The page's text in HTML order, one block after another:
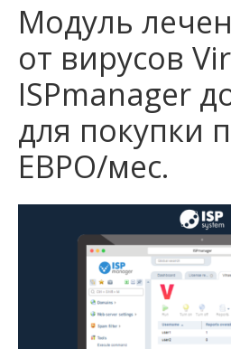
Модуль
от вирусов
ISPmanager
для покупки
ЕВРО/мес.